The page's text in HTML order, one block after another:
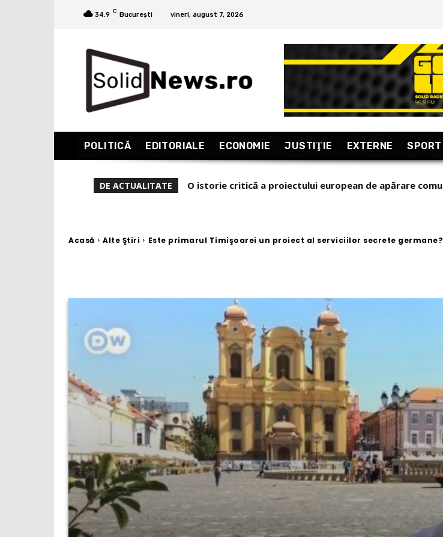
34.9 C București vineri, august 7, 2026
POLITICĂ EDITORIALE ECONOMIE JUSTIŢIE EXTERNE SPORT
DE ACTUALITATE De ce l-a demis Zelenski pe popularul Ministru al Apărării
Acasă Alte Ştiri Este primarul Timişoarei un proiect al serviciilor secrete germane?